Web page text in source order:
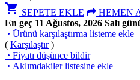
shopping_cart SEPETE EKLE
HEMEN
En geç 11 Ağustos, 2026 Salı
· Ürünü karşılaştırma listeme ekle
( Karşılaştır)
· Fiyatı düşünce bildir
· Aklımdakiler listesine ekle